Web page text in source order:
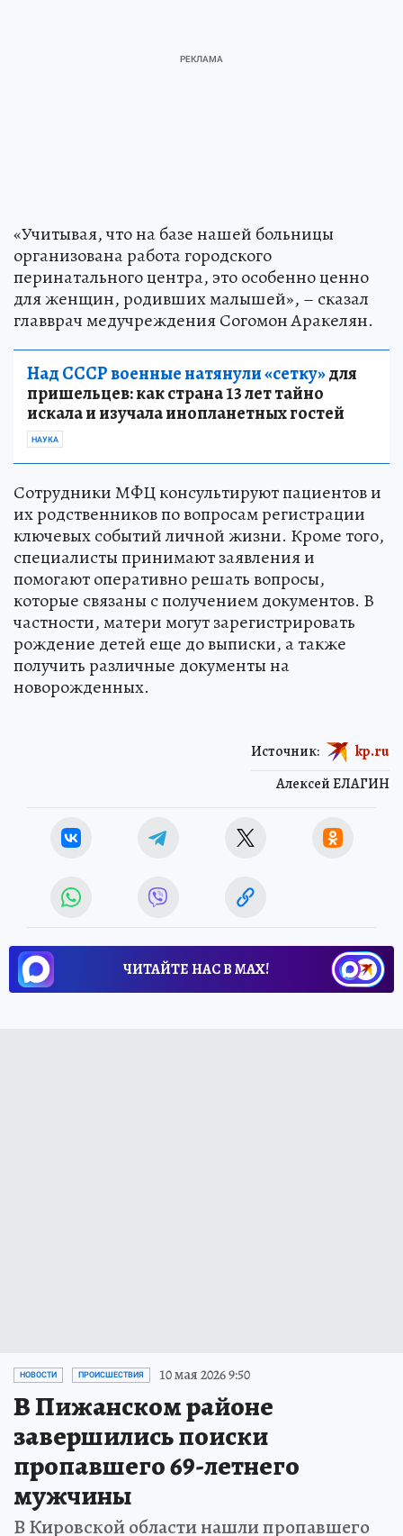
«Учитывая, что на базе нашей больницы
организована работа городского
перинатального центра, это особенно ценно
для женщин, родивших малышей», – сказал
главврач медучреждения Согомон Аракелян.
Над СССР военные натянули «сетку»для
пришельцев: как страна 13 лет тайно
искала и изучала инопланетных гостей
НАУКА
Сотрудники МФЦ консультируют пациентов и
их родственников по вопросам регистрации
ключевых событий личной жизни. Кроме того,
специалисты принимают заявления и
помогают оперативно решать вопросы,
которые связаны с получением документов. В
частности, матери могут зарегистрировать
рождение детей еще до выписки, а также
получить различные документы на
новорожденных.
Алексей ЕЛАГИН
Источник: kp.ru
ЧИТАЙТЕ НАС В МАХ!
НОВОСТИ ПРОИСШЕСТВИЯ 10 мая 2026 9:50
В Пижанском районе
завершились поиски
пропавшего 69-летнего
мужчины
В Кировской области нашли пропавшего